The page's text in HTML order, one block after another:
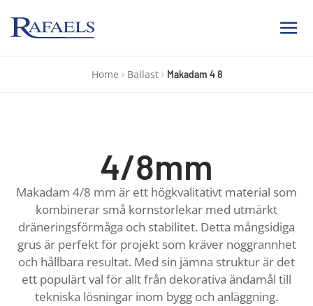
Ab Rafael
Home Ballast Makadam 4 8
4/8mm
Makadam 4/8 mm är ett högkvalitativt material som
kombinerar små kornstorlekar med utmärkt
dräneringsförmåga och stabilitet. Detta mångsidiga
grus är perfekt för projekt som kräver noggrannhet
och hållbara resultat. Med sin jämna struktur är det
ett populärt val för allt från dekorativa ändamål till
tekniska lösningar inom bygg och anläggning.